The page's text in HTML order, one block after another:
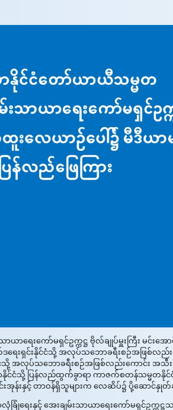
ယာရေးကော်မရှင်ဥက္ကဋ္ဌ ဗိုလ်ချုပ်မှူးကြီး မင်းအ
ဖက်ဒရေးရှင်းနိုင်ငံသို့ အလုပ်သဘောခရီးစဉ်အဖြစ်လ
ငံသို့ အလုပ်သဘောခရီးစဉ်အဖြစ်လည်းကောင်း အသီ
ငံသို့ ပြန်လည်ထွက်ခွာရာ ကာဇက်စတန်သမ္မတနိုင်ငံ၊
လင်းအုန်းနှင့် တာဝန်ရှိသူများက လေဆိပ်၌ ပို့ဆော
ေးနှင့် အေးချမ်းသာယာရေးကော်မရှင်ဥက္ကဋ္